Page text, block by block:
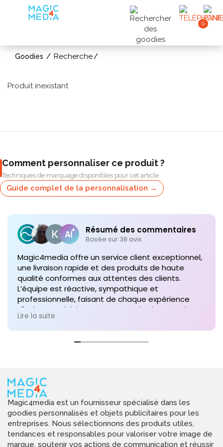
0
Goodies Recherche
Produit inexistant
Comment personnaliser ce produit ?
Techniques de marquage disponibles pour cet article
Guide complet de la personnalisation →
Résumé des commentaires
Basée sur 38 avis
Magic4media offre un service client exceptionnel,
une livraison rapide et des produits de haute
qualité conformes aux attentes des clients.
L’équipe est réactive, sympathique et
professionnelle, faisant de chaque expérience
d'achat un plaisir. Je recommande vivement leurs
services pour toute commande future de produits
personnalisés !
Lire la suite
Magic4media est un fournisseur spécialisé dans les
goodies personnalisés et objets publicitaires pour les
entreprises. Nous sélectionnons des produits utiles,
tendances et responsables pour valoriser votre image de
marque, soutenir vos actions de communication et réussir